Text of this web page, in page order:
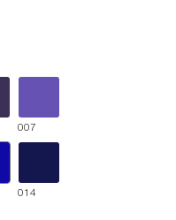
007
014